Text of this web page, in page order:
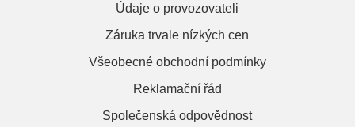
Údaje o provozovateli
Záruka trvale nízkých cen
Všeobecné obchodní podmínky
Reklamační řád
Společenská odpovědnost